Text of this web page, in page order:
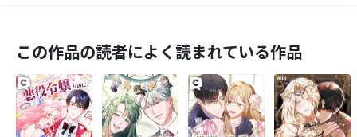
この作品の読者によく読まれている作品